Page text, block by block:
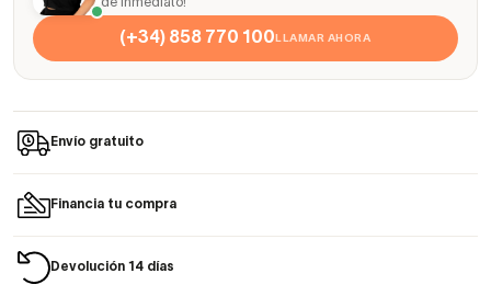
de inmediato!
(+34) 858 770 100LLAMAR AHORA
Envío gratuito
Financia tu compra
Devolución 14 días